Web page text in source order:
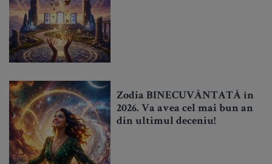
Zodia BINECUVÂNTATĂ în
2026. Va avea cel mai bun an
din ultimul deceniu!